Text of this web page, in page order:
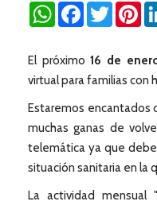
WhatsAppFacebookTwitter
El próximo16 de
virtual para familias con
Estaremos encantados
muchas ganas de
telemática ya que
situación sanitaria en la
La actividad mensual "